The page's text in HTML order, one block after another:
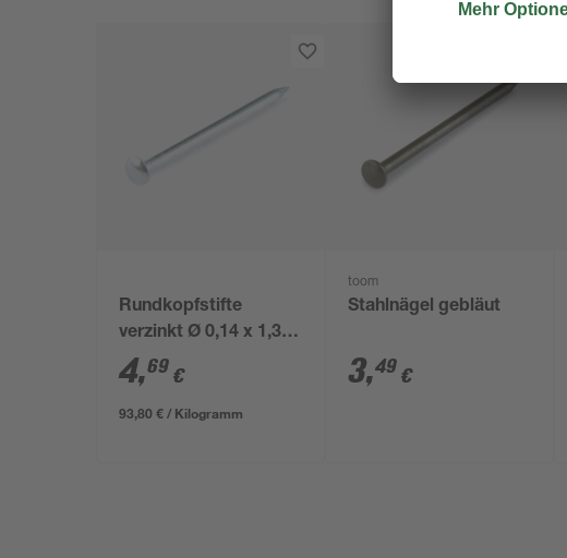
Rundkopfstifte
verzinkt Ø 0,14 x 1,3
cm
4,69 €
93,80 € / Kilogramm
toom
Stahlnägel gebläut
3,49 €